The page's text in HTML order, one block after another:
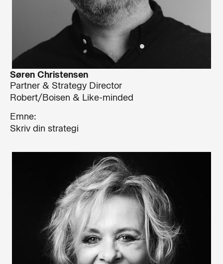
Søren Christensen
Partner & Strategy Director
Robert/Boisen & Like-minded
Emne:
Skriv din strategi